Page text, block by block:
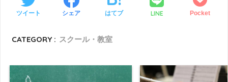
ツイート シェア はてブ LINE Pocket
CATEGORY : スクール・教室